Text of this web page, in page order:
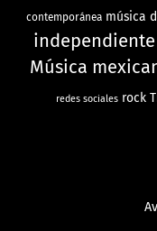
contemporánea música
independiente
Música
redes sociales rock